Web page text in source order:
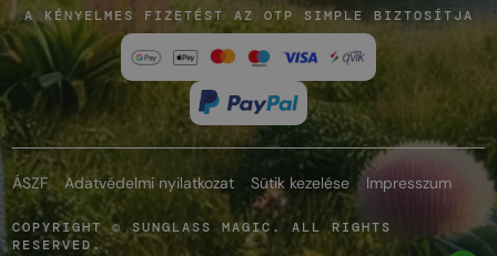
A KÉNYELMES FIZETÉST AZ OTP SIMPLE BIZTOSÍTJA
ÁSZF Adatvédelmi nyilatkozat Sütik kezelése Impresszum
COPYRIGHT © SUNGLASS MAGIC. ALL RIGHTS
RESERVED.